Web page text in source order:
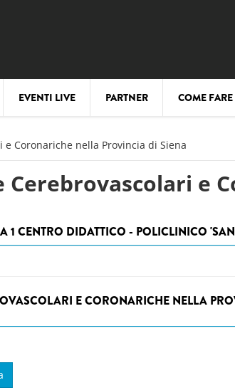
EVENTI LIVE PARTNER COME FARE
Coronariche nella Provincia di Siena
Cerebrovascolari e
CENTRO DIDATTICO - POLICLINICO
E CORONARICHE NELLA